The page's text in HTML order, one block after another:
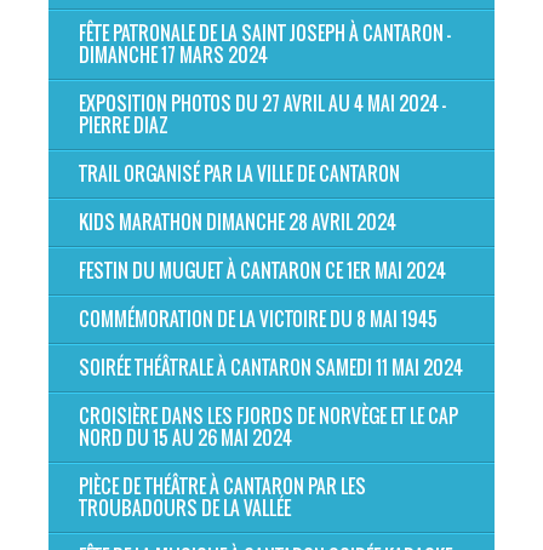
FÊTE PATRONALE DE LA SAINT JOSEPH À CANTARON -
DIMANCHE 17 MARS 2024
EXPOSITION PHOTOS DU 27 AVRIL AU 4 MAI 2024 -
PIERRE DIAZ
TRAIL ORGANISÉ PAR LA VILLE DE CANTARON
KIDS MARATHON DIMANCHE 28 AVRIL 2024
FESTIN DU MUGUET À CANTARON CE 1ER MAI 2024
COMMÉMORATION DE LA VICTOIRE DU 8 MAI 1945
SOIRÉE THÉÂTRALE À CANTARON SAMEDI 11 MAI 2024
CROISIÈRE DANS LES FJORDS DE NORVÈGE ET LE CAP
NORD DU 15 AU 26 MAI 2024
PIÈCE DE THÉÂTRE À CANTARON PAR LES
TROUBADOURS DE LA VALLÉE